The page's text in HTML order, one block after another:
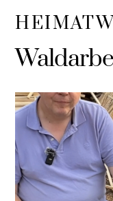
content